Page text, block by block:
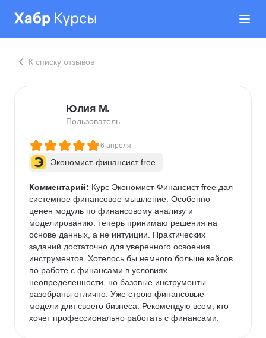
К списку отзывов
Юлия М.
Пользователь
6 апреля
Экономист-финансист free
Комментарий: Курс Экономист-Финансист free дал
системное финансовое мышление. Особенно
ценен модуль по финансовому анализу и
моделированию: теперь принимаю решения на
основе данных, а не интуиции. Практических
заданий достаточно для уверенного освоения
инструментов. Хотелось бы немного больше кейсов
по работе с финансами в условиях
неопределенности, но базовые инструменты
разобраны отлично. Уже строю финансовые
модели для своего бизнеса. Рекомендую всем, кто
хочет профессионально работать с финансами.